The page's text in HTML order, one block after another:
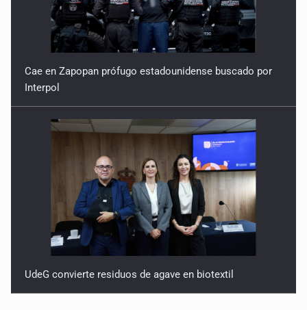
Cae en Zapopan prófugo estadounidense buscado por
Interpol
UdeG convierte residuos de agave en biotextil